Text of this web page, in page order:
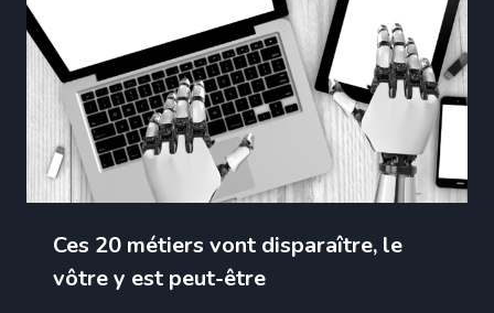
Ces 20 métiers vont disparaître, le
vôtre y est peut-être